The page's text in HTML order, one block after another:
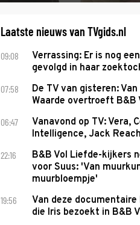
Laatste nieuws van TVgids.nl
09:08
Verrassing: Er is nog
gevolgd in haar
07:58
De TV van gisteren:
Waarde overtroeft B&B
06:47
Vanavond op TV: Vera,
Intelligence, Jack
22:16
B&B Vol Liefde-kijkers
voor Suus: 'Van
muurbloempje'
19:56
Van deze
die Iris bezoekt in B&B